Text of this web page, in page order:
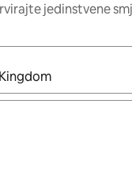
jedinstvene
rezultati, moći ćete